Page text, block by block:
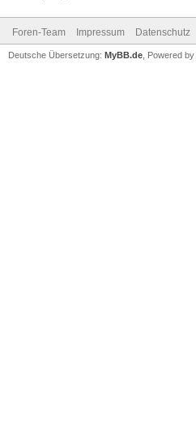
Foren-Team Impressum Datenschutz
Deutsche Übersetzung: MyBB.de , Powered by